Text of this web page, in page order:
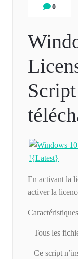
0
En activant la
activer la
– Tous les
– Ce script